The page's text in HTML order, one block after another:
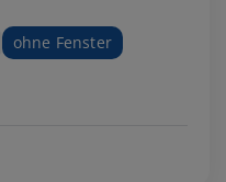
ohne Fenster